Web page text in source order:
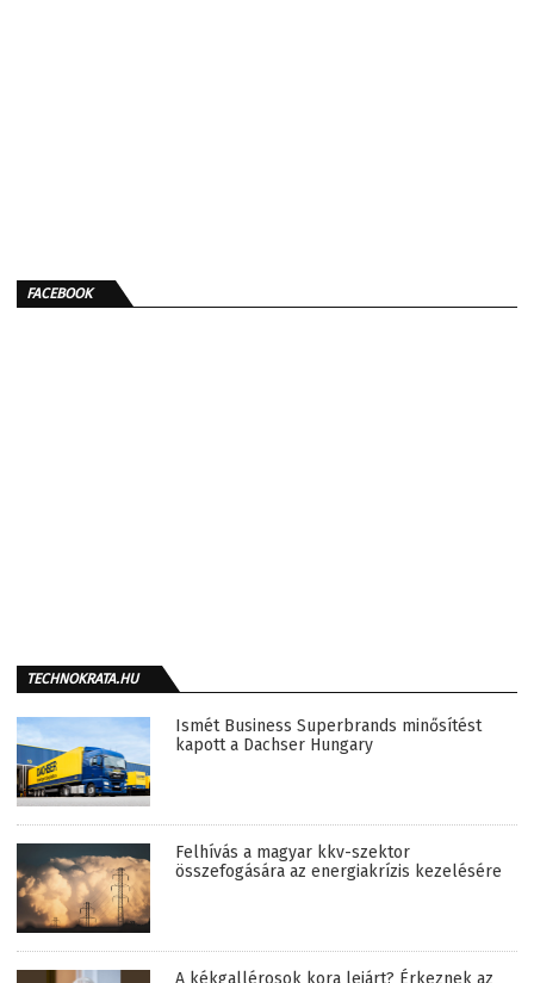
FACEBOOK
TECHNOKRATA.HU
Ismét Business Superbrands minősítést
kapott a Dachser Hungary
Felhívás a magyar kkv-szektor
összefogására az energiakrízis kezelésére
A kékgallérosok kora lejárt? Érkeznek az